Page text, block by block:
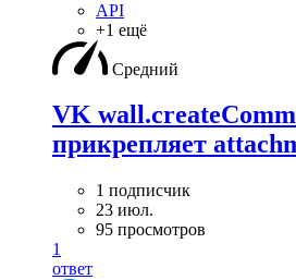
API
+1 ещё
Средний
VK
прикрепляет
1 подписчик
23 июл.
95 просмотров
1
ответ